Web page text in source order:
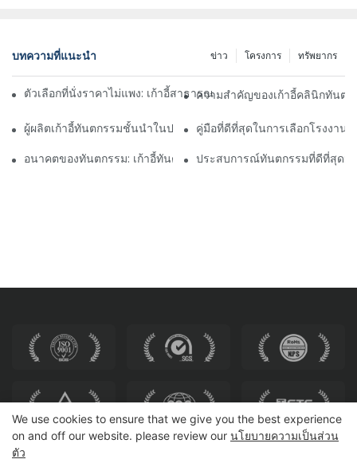
บทความที่แนะนำ ทรัพยากร
โครงการ
ข่าว
ตัวเลือกที่นั่งราคาไม่แพง: เก้าอี้สาธารณะที่เป็นมิตรกับงบประมาณสำ
ความสำคัญของเก้าอี้คลินิกทันตก
ผู้ผลิตเก้าอี้ทันตกรรมชั้นนำในประเทศจีน: นวัตกรรมและคุณภาพ
คู่มือที่ดีที่สุดในการเลือกโรงงาน
อนาคตของทันตกรรม: เก้าอี้ทันตกรรมสมัยใหม่ส่วนบุคคล
ประสบการณ์ทันตกรรมที่ดีที่สุด:
We use cookies to ensure that we give you the best experience
on and off our website. please review our นโยบายความเป็นส่วน
ตัว